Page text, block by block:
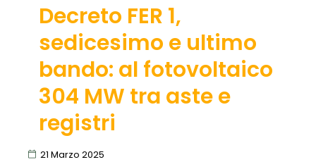
Decreto FER 1,
sedicesimo e ultimo
bando: al fotovoltaico
304 MW tra aste e
registri
21 Marzo 2025